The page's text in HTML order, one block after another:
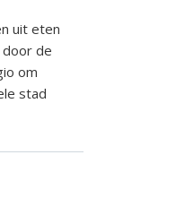
uit eten
de
om
stad